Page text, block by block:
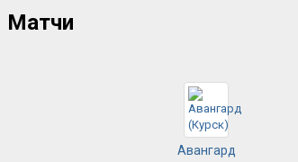
Матчи
Авангард